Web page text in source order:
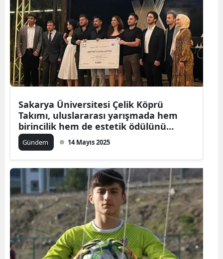
Sakarya Üniversitesi Çelik Köprü
Takımı, uluslararası yarışmada hem
birincilik hem de estetik ödülünü
kazandı
Gündem 14 Mayıs 2025